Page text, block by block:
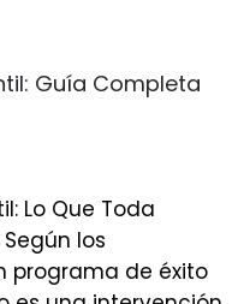
Guía Completa
Lo Que Toda
los
programa de éxito